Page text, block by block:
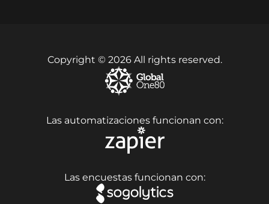
Copyright © 2026 All rights reserved.
Las automatizaciones funcionan con:
Las encuestas funcionan con: